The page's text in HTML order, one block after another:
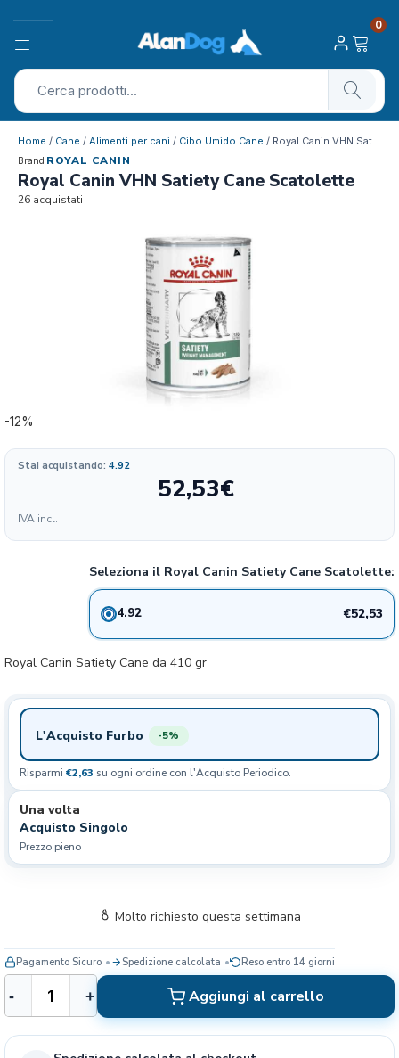
0
Home / Cane / Alimenti per cani / Cibo Umido Cane / Royal Canin VHN Satiety Cane Scatolette
Brand ROYAL CANIN
Royal Canin VHN Satiety Cane Scatolette
26 acquistati
-12%
Stai acquistando: 4.92
52,53€
IVA incl.
Seleziona il Royal Canin Satiety Cane Scatolette:
4.92 €52,53
12x400gr 12% 52.53€
Royal Canin Satiety Cane da 410 gr
L'Acquisto Furbo -5%
Risparmi €2,63 su ogni ordine con l'Acquisto Periodico.
Una volta
Acquisto Singolo
Prezzo pieno
o
y
- + Aggiungi al carrello
Molto richiesto questa settimana
Pagamento Sicuro Spedizione calcolata Reso entro 14 giorni